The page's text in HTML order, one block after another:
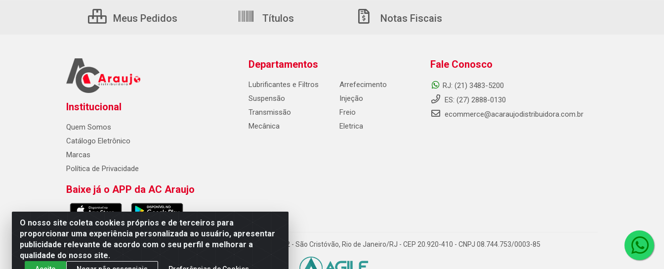
O nosso site coleta cookies próprios e de terceiros para
proporcionar uma experiência personalizada ao usuário, apresentar
publicidade relevante de acordo com o seu perfil e melhorar a
qualidade do nosso site.
Meus Pedidos Títulos Notas Fiscais
Institucional
Quem Somos
Catálogo Eletrônico
Marcas
Política de Privacidade
Baixe já o APP da AC Araujo
Departamentos
Lubrificantes e Filtros
Suspensão
Transmissão
Mecânica
Arrefecimento
Injeção
Freio
Eletrica
Fale Conosco
RJ: (21) 3483-5200
ES: (27) 2888-0130
ecommerce@acaraujodistribuidora.com.br
AC Araujo Distribuidora - Rua Carneiro de Campos, 42 - São Cristóvão, Rio de Janeiro/RJ - CEP 20.920-410 - CNPJ 08.744.753/0003-85